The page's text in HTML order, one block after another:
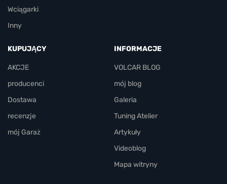
Wciągarki
Inny
KUPUJĄCY
AKCJE
producenci
Dostawa
recenzje
mój Garaż
INFORMACJE
VOLCAR BLOG
mój blog
Galeria
Tuning Atelier
Artykuły
Videoblog
Mapa witryny